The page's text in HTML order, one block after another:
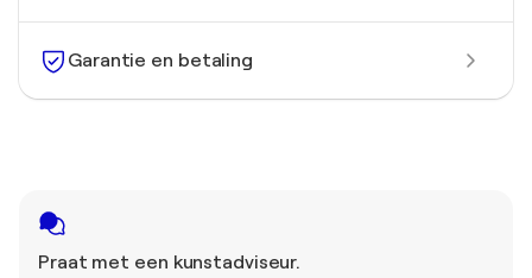
Garantie en betaling
Praat met een kunstadviseur.